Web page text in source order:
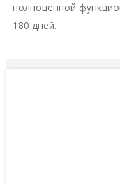
полноценной
180 дней.